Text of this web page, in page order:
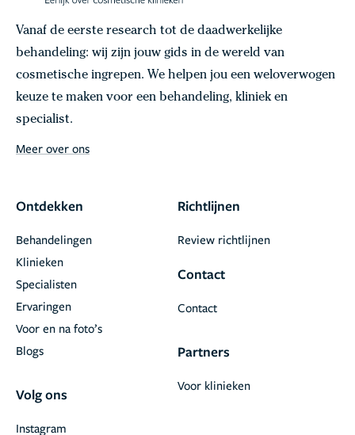
Vanaf de eerste research tot de daadwerkelijke
behandeling: wij zijn jouw gids in de wereld van
cosmetische ingrepen. We helpen jou een weloverwogen
keuze te maken voor een behandeling, kliniek en
specialist.
Meer over ons
Ontdekken
Behandelingen
Klinieken
Specialisten
Ervaringen
Voor en na foto’s
Blogs
Volg ons
Instagram
Richtlijnen
Review richtlijnen
Contact
Contact
Partners
Voor klinieken